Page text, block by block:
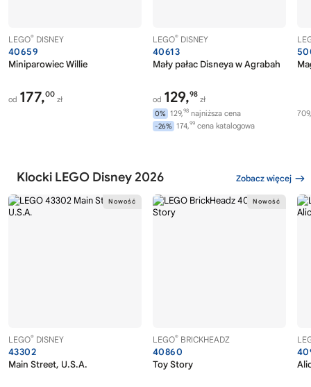
LEGO® DISNEY
40659
Miniparowiec Willie
od 177,00
zł
LEGO® DISNEY
40613
Mały pałac Disneya w Agrabah
od 129,98
zł
0% 129,98 najniższa cena
-26% 174,99 cena katalogowa
709,
Klocki LEGO Disney 2026 Zobacz więcej
LEGO® DISNEY
43302
Main Street, U.S.A.
LEGO® BRICKHEADZ
40860
Toy Story